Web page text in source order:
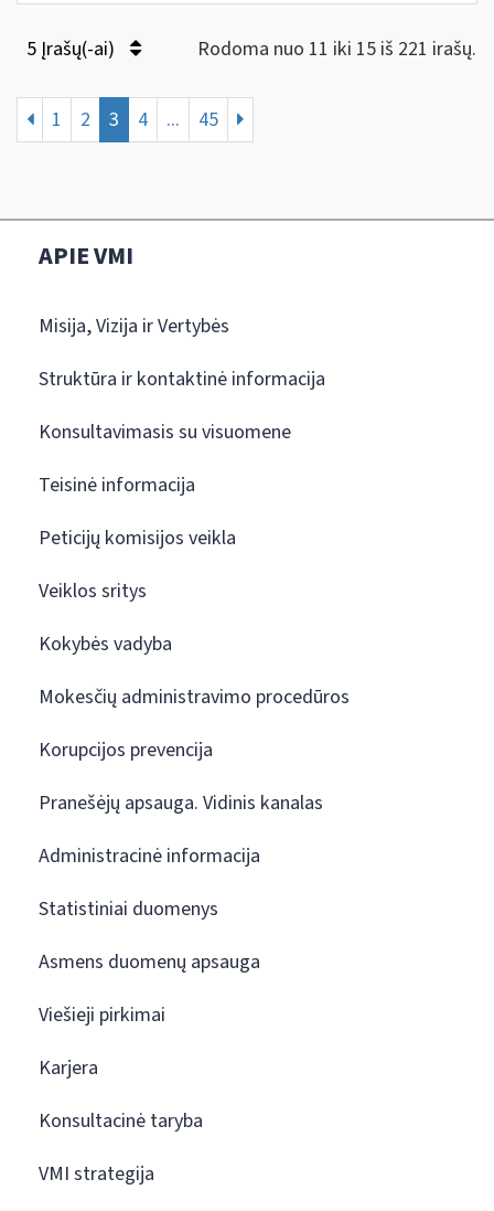
5 Įrašų(-ai) Rodoma nuo 11 iki 15 iš 221 irašų.
1 2 3 4 ... 45
APIE VMI
Misija, Vizija ir Vertybės
Struktūra ir kontaktinė informacija
Konsultavimasis su visuomene
Teisinė informacija
Peticijų komisijos veikla
Veiklos sritys
Kokybės vadyba
Mokesčių administravimo procedūros
Korupcijos prevencija
Pranešėjų apsauga. Vidinis kanalas
Administracinė informacija
Statistiniai duomenys
Asmens duomenų apsauga
Viešieji pirkimai
Karjera
Konsultacinė taryba
VMI strategija